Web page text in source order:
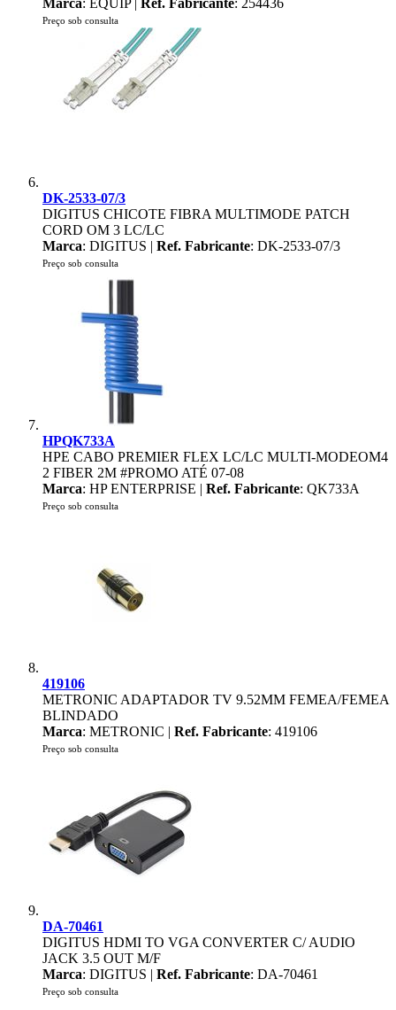
Marca: EQUIP | Ref. Fabricante: 254436
Preço sob consulta
DK-2533-07/3
DIGITUS CHICOTE FIBRA MULTIMODE PATCH
CORD OM 3 LC/LC
Marca: DIGITUS | Ref. Fabricante: DK-2533-07/3
Preço sob consulta
HPQK733A
HPE CABO PREMIER FLEX LC/LC MULTI-MODEOM4
2 FIBER 2M #PROMO ATÉ 07-08
Marca: HP ENTERPRISE | Ref. Fabricante: QK733A
Preço sob consulta
419106
METRONIC ADAPTADOR TV 9.52MM FEMEA/FEMEA
BLINDADO
Marca: METRONIC | Ref. Fabricante: 419106
Preço sob consulta
DA-70461
DIGITUS HDMI TO VGA CONVERTER C/ AUDIO
JACK 3.5 OUT M/F
Marca: DIGITUS | Ref. Fabricante: DA-70461
Preço sob consulta